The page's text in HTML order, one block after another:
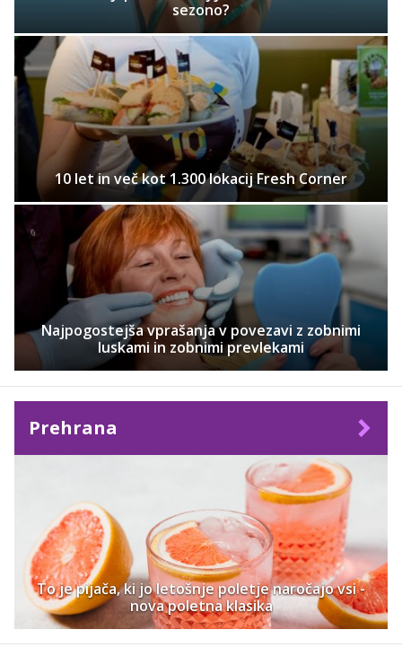
sezono?
10 let in več kot 1.300 lokacij Fresh Corner
Najpogostejša vprašanja v povezavi z zobnimi
luskami in zobnimi prevlekami
Prehrana
To je pijača, ki jo letošnje poletje naročajo vsi -
nova poletna klasika